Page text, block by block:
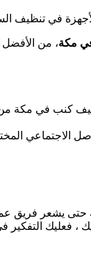
في تنظيف
مكة، من الأفضل
كنب في مكة من
الاجتماعي
يشعر فريق
فعليك التفكير